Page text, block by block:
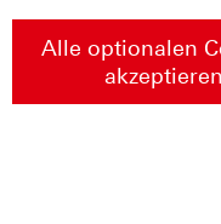
Alle optionalen
akzeptieren